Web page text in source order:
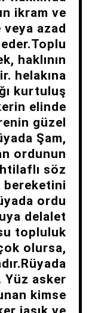
ikram ve
azad
haklının
helakına
kurtuluş
elinde
güzel
Şam,
ordunun
söz
bereketini
ordu
delalet
topluluk
olursa,
Yüz asker
kimse